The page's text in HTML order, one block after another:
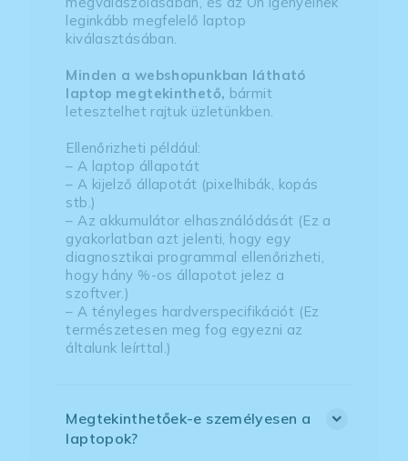
leginkább megfelelő laptop
kiválasztásában.
Minden a webshopunkban látható
laptop megtekinthető, bármit
letesztelhet rajtuk üzletünkben.
Ellenőrizheti például:
– A laptop állapotát
– A kijelző állapotát (pixelhibák, kopás
stb.)
– Az akkumulátor elhasználódását (Ez a
gyakorlatban azt jelenti, hogy egy
diagnosztikai programmal ellenőrizheti,
hogy hány %-os állapotot jelez a
szoftver.)
– A tényleges hardverspecifikációt (Ez
természetesen meg fog egyezni az
általunk leírttal.)
Megtekinthetőek-e személyesen a
laptopok?